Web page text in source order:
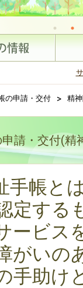
の申請・交付 > 精
請・交付(精
手帳と
定する
ービス
がいの
手助け